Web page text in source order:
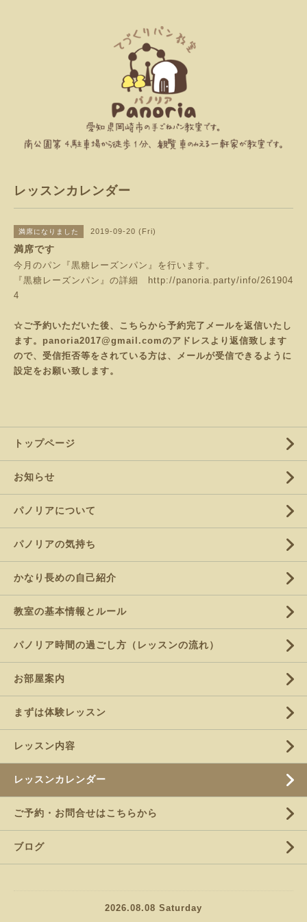
レッスンカレンダー
満席になりました 2019-09-20 (Fri)
満席です
今月のパン『黒糖レーズンパン』を行います。
『黒糖レーズンパン』の詳細
http://panoria.party/info/261904
4
☆ご予約いただいた後、こちらから予約完了メールを返信いたし
ます。panoria2017@gmail.comのアドレスより返信致します
ので、受信拒否等をされている方は、メールが受信できるように
設定をお願い致します。
トップページ
お知らせ
パノリアについて
パノリアの気持ち
かなり長めの自己紹介
教室の基本情報とルール
パノリア時間の過ごし方（レッスンの流れ）
お部屋案内
まずは体験レッスン
レッスン内容
レッスンカレンダー
ご予約・お問合せはこちらから
ブログ
2026.08.08 Saturday